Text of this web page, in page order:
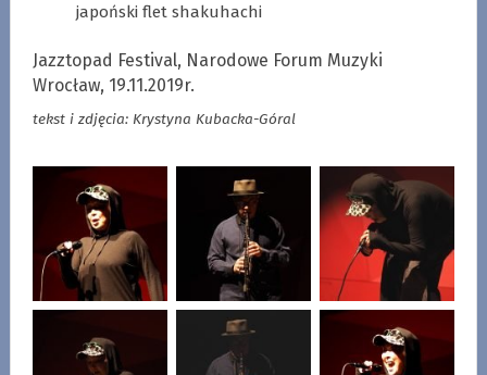
japoński flet shakuhachi
Jazztopad Festival, Narodowe Forum Muzyki
Wrocław, 19.11.2019r.
tekst i zdjęcia: Krystyna Kubacka-Góral